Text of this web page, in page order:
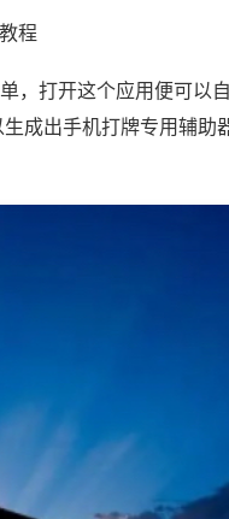
程
，打开这个应用便可以
成出手机打牌专用辅助